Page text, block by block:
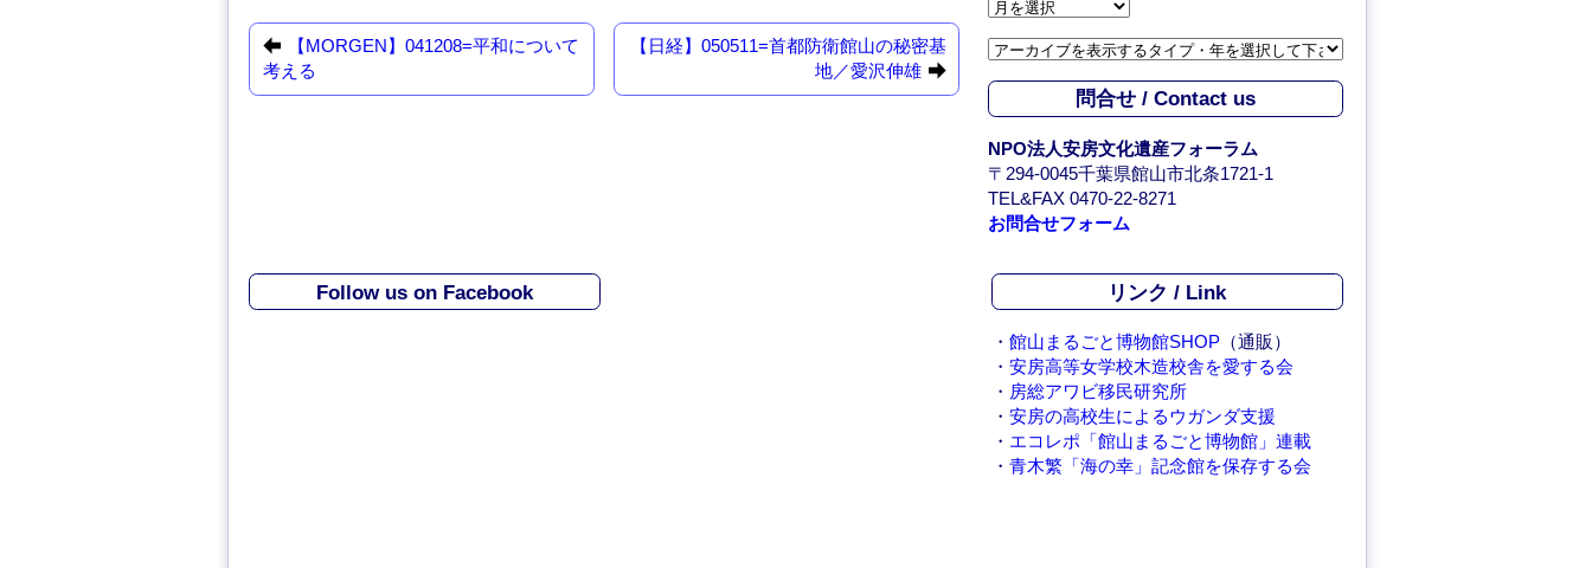
e
b
o
【MORGEN】041208=平和について
考える
【日経】050511=首都防衛館山の秘密基
地／愛沢伸雄
ア
カ
イ
ブ
A
r
c
h
v
e
問合せ / Contact us
NPO法人安房文化遺産フォーラム
〒294-0045千葉県館山市北条1721-1
TEL&FAX 0470-22-8271
お問合せフォーム
Follow us on Facebook リンク / Link
・ 館山まるごと博物館SHOP（通販）
・ 安房高等女学校木造校舎を愛する会
・ 房総アワビ移民研究所
・ 安房の高校生によるウガンダ支援
・ エコレポ「館山まるごと博物館」連載
・ 青木繁「海の幸」記念館を保存する会